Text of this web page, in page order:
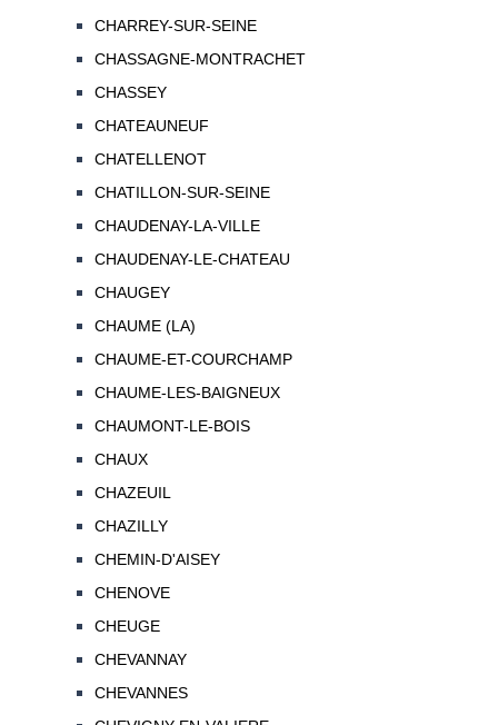
CHARREY-SUR-SEINE
CHASSAGNE-MONTRACHET
CHASSEY
CHATEAUNEUF
CHATELLENOT
CHATILLON-SUR-SEINE
CHAUDENAY-LA-VILLE
CHAUDENAY-LE-CHATEAU
CHAUGEY
CHAUME (LA)
CHAUME-ET-COURCHAMP
CHAUME-LES-BAIGNEUX
CHAUMONT-LE-BOIS
CHAUX
CHAZEUIL
CHAZILLY
CHEMIN-D'AISEY
CHENOVE
CHEUGE
CHEVANNAY
CHEVANNES